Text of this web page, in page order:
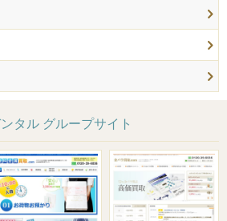
タル グループサイト